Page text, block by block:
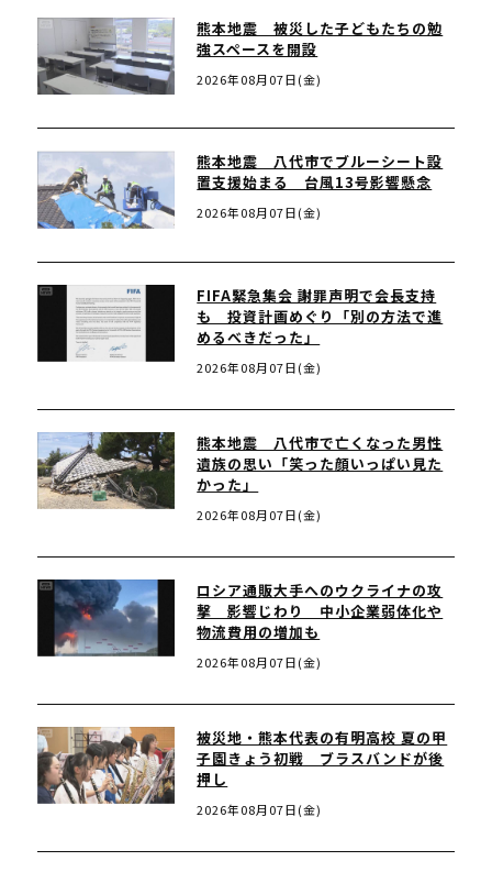
熊本地震 被災した子どもたちの勉
強スペースを開設
2026年08月07日(金)
熊本地震 八代市でブルーシート設
置支援始まる 台風13号影響懸念
2026年08月07日(金)
FIFA緊急集会 謝罪声明で会長支持
も 投資計画めぐり「別の方法で進
めるべきだった」
2026年08月07日(金)
熊本地震 八代市で亡くなった男性
遺族の思い「笑った顔いっぱい見た
かった」
2026年08月07日(金)
ロシア通販大手へのウクライナの攻
撃 影響じわり 中小企業弱体化や
物流費用の増加も
2026年08月07日(金)
被災地・熊本代表の有明高校 夏の甲
子園きょう初戦 ブラスバンドが後
押し
2026年08月07日(金)